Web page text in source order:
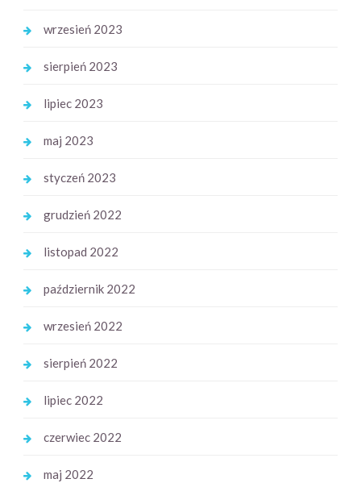
wrzesień 2023
sierpień 2023
lipiec 2023
maj 2023
styczeń 2023
grudzień 2022
listopad 2022
październik 2022
wrzesień 2022
sierpień 2022
lipiec 2022
czerwiec 2022
maj 2022